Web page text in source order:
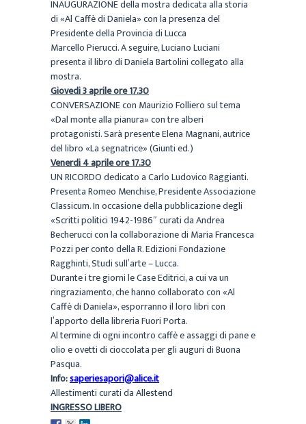
INAUGURAZIONE della mostra dedicata alla storia
di «Al Caffè di Daniela» con la presenza del
Presidente della Provincia di Lucca
Marcello Pierucci. A seguire, Luciano Luciani
presenta il libro di Daniela Bartolini collegato alla
mostra.
Giovedi 3 aprile ore 17.30
CONVERSAZIONE con Maurizio Folliero sul tema
«Dal monte alla pianura» con tre alberi
protagonisti. Sarà presente Elena Magnani, autrice
del libro «La segnatrice» (Giunti ed.)
Venerdi 4 aprile ore 17.30
UN RICORDO dedicato a Carlo Ludovico Raggianti.
Presenta Romeo Menchise, Presidente Associazione
Classicum. In occasione della pubblicazione degli
«Scritti politici 1942-1986″ curati da Andrea
Becherucci con la collaborazione di Maria Francesca
Pozzi per conto della R. Edizioni Fondazione
Ragghinti, Studi sull’arte – Lucca.
Durante i tre giorni le Case Editrici, a cui va un
ringraziamento, che hanno collaborato con «Al
Caffè di Daniela», esporranno il loro libri con
l’apporto della libreria Fuori Porta.
Al termine di ogni incontro caffè e assaggi di pane e
olio e ovetti di cioccolata per gli auguri di Buona
Pasqua.
Info:saperiesapori@alice.it
Allestimenti curati da Allestend
INGRESSO LIBERO